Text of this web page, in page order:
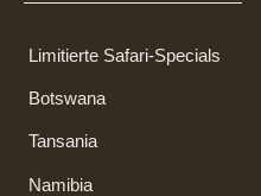
Limitierte Safari-Specials
Botswana
Tansania
Namibia